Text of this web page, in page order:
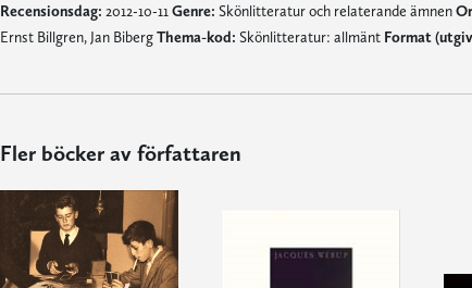
Recensionsdag: 2012-10-11 Genre: Skönlitteratur och relaterande ämnen
Ernst Billgren, Jan BibergThema-kod: Skönlitteratur: allmänt Format
Fler böcker av författaren